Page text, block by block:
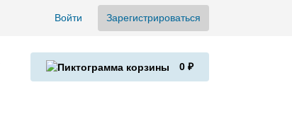
Войти Зарегистрироваться
0 ₽